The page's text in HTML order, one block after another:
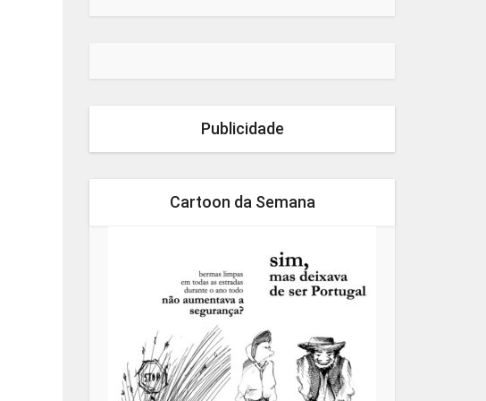
Publicidade
Cartoon da Semana